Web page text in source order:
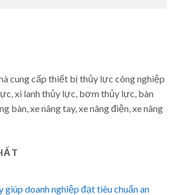
cung cấp thiết bị thủy lực công nghiệp
xi lanh thủy lực, bơm thủy lực, bàn
bàn, xe nâng tay, xe nâng điện, xe nâng
giúp doanh nghiệp đạt tiêu chuẩn an